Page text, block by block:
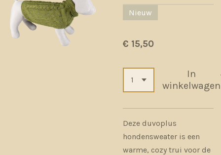
Nieuw
€ 15,50
In
winkelwagen
Deze duvoplus
hondensweater is een
warme, cozy trui voor de